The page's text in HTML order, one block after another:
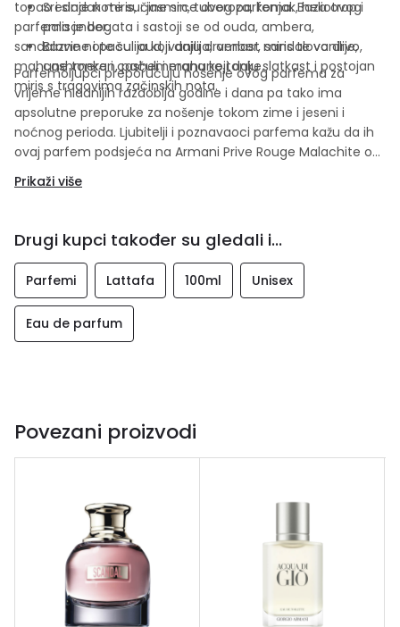
topao i sladak miris, čine srce ovog parfema. Baza ovog
parfema je bogata i sastoji se od ouda, ambera,
sandalovine i pačulija koji daju drvenast miris te vanilije,
mahune tonke i cashemerana koji daju slatkast i postojan
miris s tragovima začinskih nota.
Srednje note su: jasmin, tuberoza, konjak, heliotrop i
palisander.
Bazne note su: oud, vanilija, amber, sandalovo drvo,
cashmeran, pačuli i mahune tonke.
Parfemoljupci preporučuju nošenje ovog parfema za
vrijeme hladnijih razdoblja godine i dana pa tako ima
apsolutne preporuke za nošenje tokom zime i jeseni i
noćnog perioda. Ljubitelji i poznavaoci parfema kažu da ih
ovaj parfem podsjeća na Armani Prive Rouge Malachite od
Prikaži više
Drugi kupci također su gledali i...
Parfemi Lattafa 100ml Unisex
Eau de parfum
Povezani proizvodi